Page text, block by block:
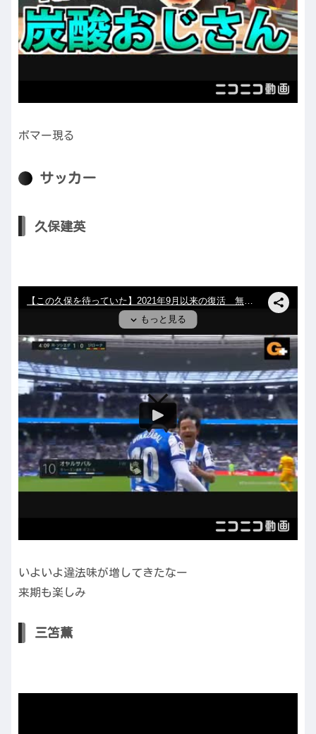
ボマー現る
サッカー
久保建英
いよいよ違法味が増してきたなー
来期も楽しみ
三笘薫